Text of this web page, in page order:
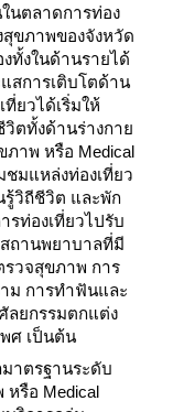
นตลาดการท่อง
สุขภาพของจังหวัด
ทั้งในด้านรายได้
สการเติบโตด้าน
ยวได้เริ่มให้
ตทั้งด้านร่างกาย
าพ หรือ Medical
ชมแหล่งท่องเที่ยว
รู้วิถีชีวิต และพัก
รท่องเที่ยวไปรับ
ถานพยาบาลที่มี
วจสุขภาพ การ
ม การทำฟันและ
ลยกรรมตกแต่ง
ศ เป็นต้น
มาตรฐานระดับ
หรือ Medical